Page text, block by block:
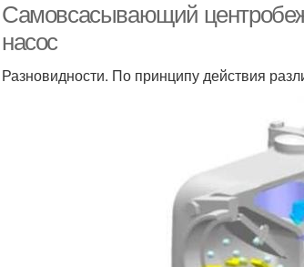
Самовсасывающий
насос
Разновидности. По принципу действия